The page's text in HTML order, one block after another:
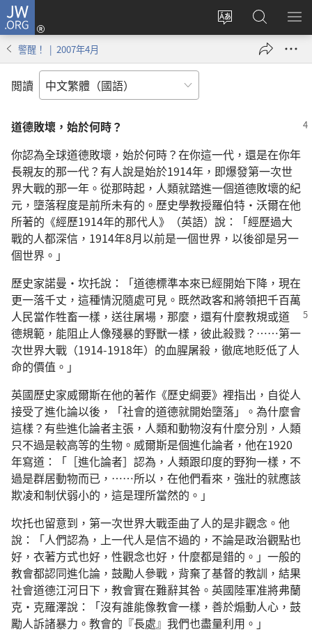
JW.ORG
更
登
入
（開
搜
尋
JW.ORG
顯
警醒！ | 2007年4月
閲讀
道德敗壞，始於何時？
你認為全球道德敗壞，始於何時？在你這一代，還是在你年
長親友的那一代？有人說是始於1914年，即爆發第一次世
界大戰的那一年。從那時起，人類就踏進一個道德敗壞的紀
元，墮落程度是前所未有的。歷史學教授羅伯特·沃爾在他
所著的《經歷1914年的那代人》（英語）說：「經歷過大
戰的人都深信，1914年8月以前是一個世界，以後卻是另一
個世界。」
歷史家諾曼·坎托說：「道德標準本來已經開始下降，現在
更一落千丈，這種情況隨處可見。既然政客和將領把千百萬
人民當作牲畜一樣， 送往屠場，那麼，還有什麼教規或道
德規範，能阻止人像殘暴的野獸一樣，彼此殺戮？……第一
次世界大戰（1914-1918年）的血腥屠殺，徹底地貶低了人
命的價值。」
英國歷史家威爾斯在他的著作《歷史綱要》裡指出，自從人
接受了進化論以後，「社會的道德就開始墮落」。為什麼會
這樣？有些進化論者主張，人類和動物沒有什麼分別，人類
只不過是較高等的生物。威爾斯是個進化論者，他在1920
年寫道：「［進化論者］認為，人類跟印度的野狗一樣，不
過是群居動物而已，……所以，在他們看來，強壯的就應該
欺凌和制伏弱小的，這是理所當然的。」
坎托也留意到，第一次世界大戰歪曲了人的是非觀念。他
說：「人們認為，上一代人是信不過的，不論是政治觀點也
好，衣著方式也好，性觀念也好，什麼都是錯的。」一般的
教會都認同進化論，鼓勵人參戰，背棄了基督的教訓，結果
社會道德江河日下，教會實在難辭其咎。英國陸軍准將弗蘭
克·克羅澤說：「沒有誰能像教會一樣，善於煽動人心，鼓
勵人訴諸暴力。教會的『長處』我們也盡量利用。」